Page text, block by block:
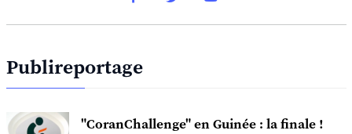
Publireportage
"CoranChallenge" en Guinée : la finale !